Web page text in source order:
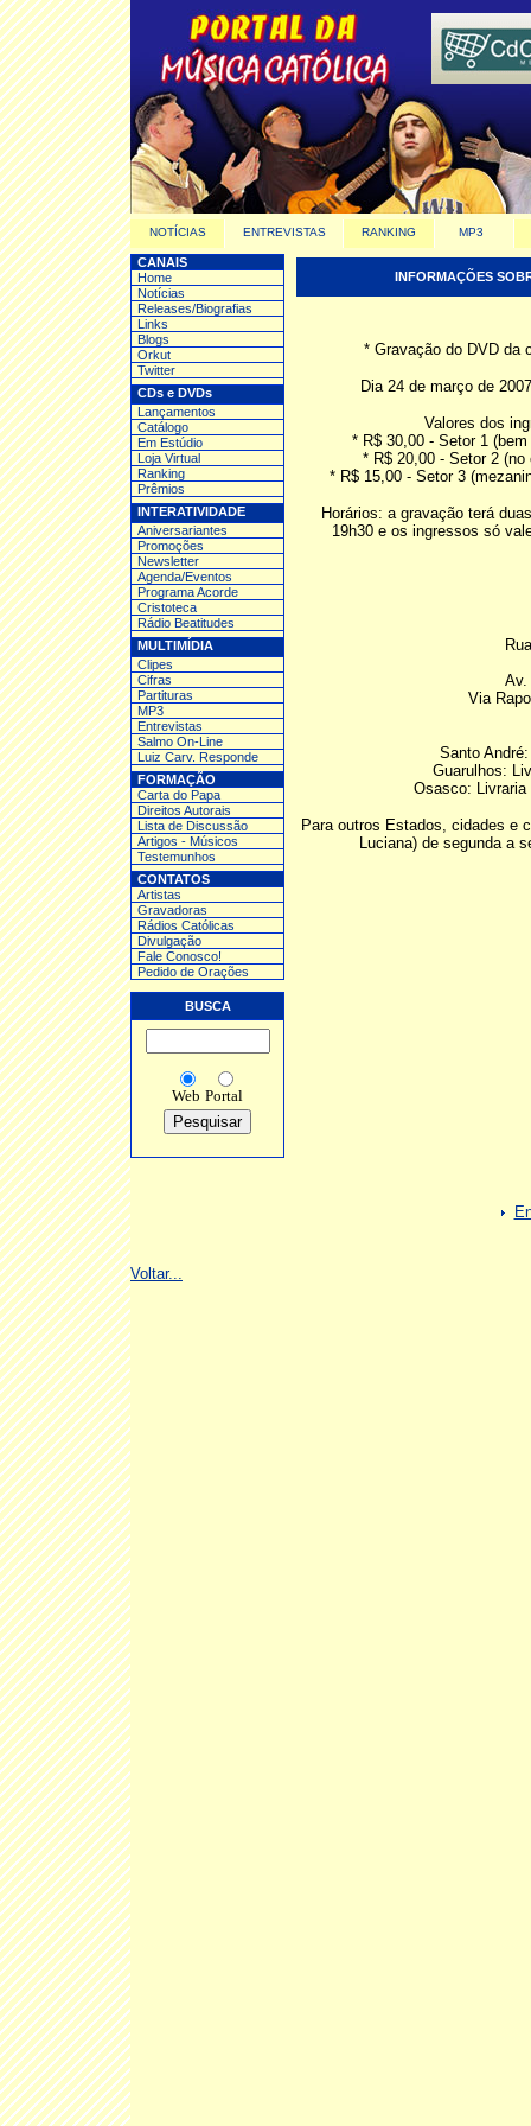
NOTÍCIAS ENTREVISTAS RANKING MP3
CANAIS
Home
Notícias
Releases/Biografias
Links
Blogs
Orkut
Twitter
CDs e DVDs
Lançamentos
Catálogo
Em Estúdio
Loja Virtual
Ranking
Prêmios
INTERATIVIDADE
Aniversariantes
Promoções
Newsletter
Agenda/Eventos
Programa Acorde
Cristoteca
Rádio Beatitudes
MULTIMÍDIA
Clipes
Cifras
Partituras
MP3
Entrevistas
Salmo On-Line
Luiz Carv. Responde
FORMAÇÃO
Carta do Papa
Direitos Autorais
Lista de Discussão
Artigos - Músicos
Testemunhos
CONTATOS
Artistas
Gravadoras
Rádios Católicas
Divulgação
Fale Conosco!
Pedido de Orações
BUSCA
Web Portal
INFORMAÇÕES
* Gravação do DVD da
Dia 24 de março de
Valores dos
* R$ 30,00 - Setor 1
* R$ 20,00 - Setor 2 (no
* R$ 15,00 - Setor 3
Horários: a gravação terá
19h30 e os ingressos só
Av.
Via
Santo
Guarulhos:
Osasco: Livraria
Para outros Estados, cidades e
Luciana) de segunda a
Voltar...